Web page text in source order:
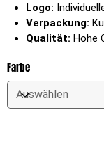
Logo:
Verpackung:
Qualität: Hohe
Farbe